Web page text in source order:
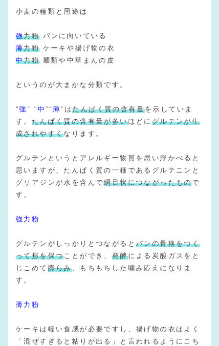
小麦の種類と用途は
強力粉 パンに向いている
薄力粉 ケーキや揚げ物の衣
中力粉 麺類や中華まんの皮
というのが大まかな分類です。
“強 ” “中”“薄”はたんぱく質の含有量を示していま
す。 たんぱく質の含有量が多いほどに グルテンが生
成されやすくなります。
グルテンというとアレルギー物質を思い浮かべると
思いますが、たんぱく質の一種であるグルテニンと
グリアジンが水を含んで網目状につながったもので
す。
強力粉
グルテンがしっかりとつながると パンの骨格をつく
って形を保つことができ、 発酵による炭酸ガスをと
じこめて 膨らみ、もちもちした噛み応えになりま
す。
薄力粉
ケーキは軽い食感が必要ですし、揚げ物の衣はよく
「混ぜすぎると粘りが出る」と言われるようにこち